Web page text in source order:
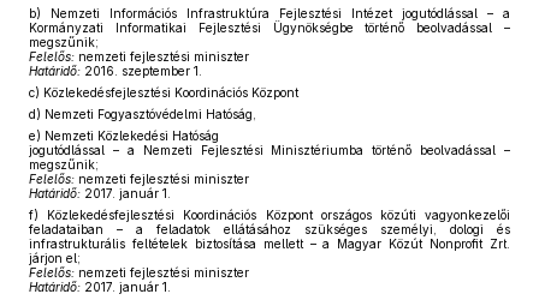
b) Nemzeti Információs Infrastruktúra Fejlesztési Intézet jogutódlással – a
Kormányzati Informatikai Fejlesztési Ügynökségbe történő beolvadással –
megszűnik;
Felelős: nemzeti fejlesztési miniszter
Határidő: 2016. szeptember 1.
c) Közlekedésfejlesztési Koordinációs Központ
d) Nemzeti Fogyasztóvédelmi Hatóság,
e) Nemzeti Közlekedési Hatóság
jogutódlással – a Nemzeti Fejlesztési Minisztériumba történő beolvadással –
megszűnik;
Felelős: nemzeti fejlesztési miniszter
Határidő: 2017. január 1.
f) Közlekedésfejlesztési Koordinációs Központ országos közúti vagyonkezelői
feladataiban – a feladatok ellátásához szükséges személyi, dologi és
infrastrukturális feltételek biztosítása mellett – a Magyar Közút Nonprofit Zrt.
járjon el;
Felelős: nemzeti fejlesztési miniszter
Határidő: 2017. január 1.